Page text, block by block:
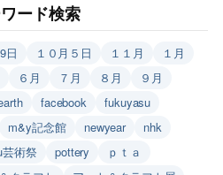
ード検索
日 １０月５日 １１月
１月
６月 ７月 ８月
９月
facebook
fukuyasu
m&y記念館 newyear
nhk
術祭 pottery
ｐｔａ